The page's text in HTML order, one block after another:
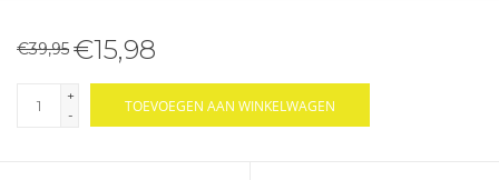
€39,95 €15,98
+
-
TOEVOEGEN AAN WINKELWAGEN